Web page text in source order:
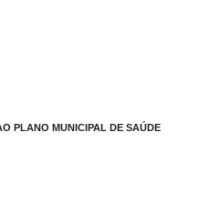
PLANO MUNICIPAL DE SAÚDE